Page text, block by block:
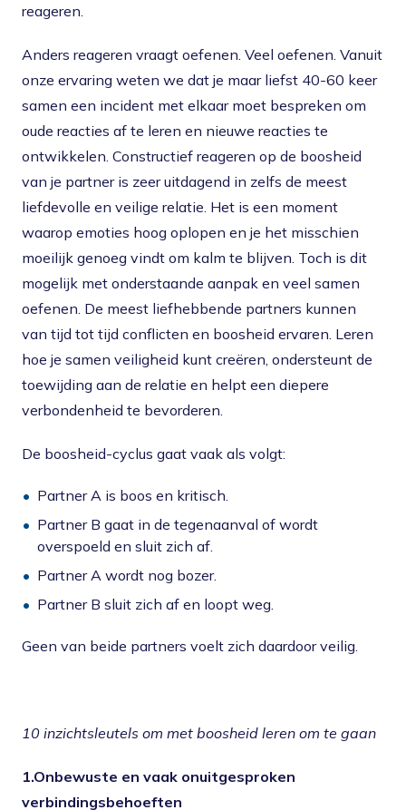
reageren.
Anders reageren vraagt oefenen. Veel oefenen. Vanuit
onze ervaring weten we dat je maar liefst 40-60 keer
samen een incident met elkaar moet bespreken om
oude reacties af te leren en nieuwe reacties te
ontwikkelen. Constructief reageren op de boosheid
van je partner is zeer uitdagend in zelfs de meest
liefdevolle en veilige relatie. Het is een moment
waarop emoties hoog oplopen en je het misschien
moeilijk genoeg vindt om kalm te blijven. Toch is dit
mogelijk met onderstaande aanpak en veel samen
oefenen. De meest liefhebbende partners kunnen
van tijd tot tijd conflicten en boosheid ervaren. Leren
hoe je samen veiligheid kunt creëren, ondersteunt de
toewijding aan de relatie en helpt een diepere
verbondenheid te bevorderen.
De boosheid-cyclus gaat vaak als volgt:
Partner A is boos en kritisch.
Partner B gaat in de tegenaanval of wordt
overspoeld en sluit zich af.
Partner A wordt nog bozer.
Partner B sluit zich af en loopt weg.
Geen van beide partners voelt zich daardoor veilig.
10 inzichtsleutels om met boosheid leren om te gaan
1.Onbewuste en vaak onuitgesproken
verbindingsbehoeften